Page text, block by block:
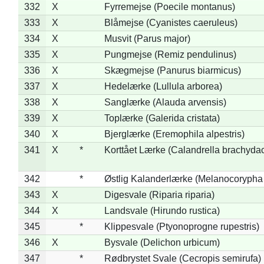
332
X
Fyrremejse (Poecile montanus)
333
X
Blåmejse (Cyanistes caeruleus)
334
X
Musvit (Parus major)
335
X
Pungmejse (Remiz pendulinus)
336
X
Skægmejse (Panurus biarmicus)
337
X
Hedelærke (Lullula arborea)
338
X
Sanglærke (Alauda arvensis)
339
X
Toplærke (Galerida cristata)
340
X
Bjerglærke (Eremophila alpestris)
341
X * Korttået Lærke (Calandrella
342 *
Østlig Kalanderlærke (Melanocorypha
343
X
Digesvale (Riparia riparia)
344
X
Landsvale (Hirundo rustica)
345
*
Klippesvale (Ptyonoprogne rupestris)
346
X
Bysvale (Delichon urbicum)
347
*
Rødbrystet Svale (Cecropis semirufa)